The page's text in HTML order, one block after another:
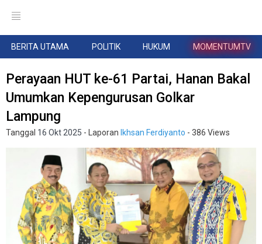
BERITA UTAMA POLITIK HUKUM MOMENTUMTV
Perayaan HUT ke-61 Partai, Hanan Bakal
Umumkan Kepengurusan Golkar
Lampung
Tanggal 16 Okt 2025 - Laporan Ikhsan Ferdiyanto - 386 Views